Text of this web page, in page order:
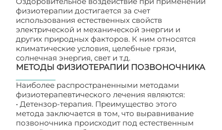
физиотерапии достигается за счет
использования естественных свойств
электрической и механической энергии и
других природных факторов. К ним относятся
климатические условия, целебные грязи,
солнечная энергия, свет и т.д.
МЕТОДЫ ФИЗИОТЕРАПИИ ПОЗВОНОЧНИКА
Наиболее распространенными методами
физиотерапевтического лечения являются:
• Детензор-терапия. Преимущество этого
метода заключается в том, что выравнивание
позвоночника происходит под естественным